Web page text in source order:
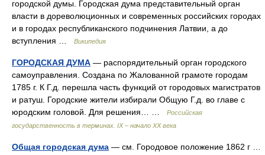
городской думы. Городская дума представительный орган
власти в дореволюционных и современных российских городах
и в городах республиканского подчинения Латвии, а до
вступления …
Википедия
ГОРОДСКАЯ ДУМА — распорядительный орган городского
самоуправления. Создана по Жалованной грамоте городам
1785 г. К Г.д. перешла часть функций от городовых магистратов
и ратуш. Городские жители избирали Общую Г.д. во главе с
юродским головой. Для решения… …
Российская
государственность в терминах. IX – начало XX века
Общая городская дума — см. Городовое положение 1862 г …